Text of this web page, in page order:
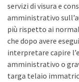
servizi di visura e
amministrativo
più rispetto ai
che dopo avere
interpretare capire
amministrativo o
targa telaio